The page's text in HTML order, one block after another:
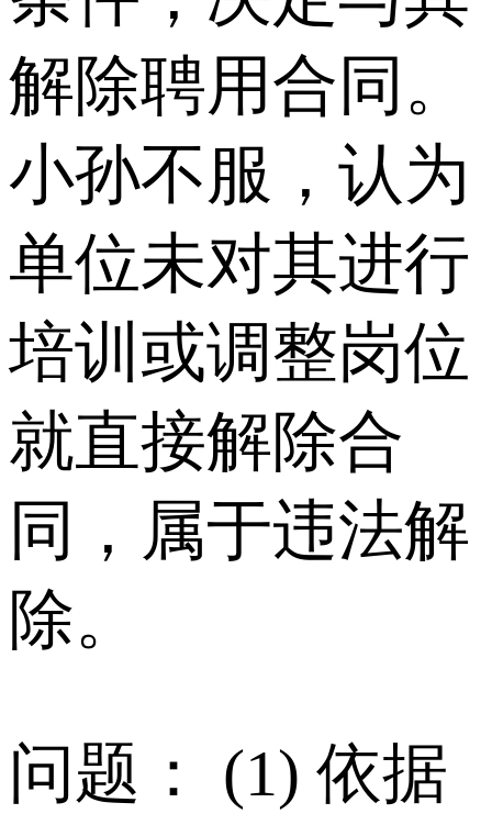
解除聘用合同。
小孙不服，认为
单位未对其进行
培训或调整岗位
就直接解除合
同，属于违法解
除。
问题： (1) 依据